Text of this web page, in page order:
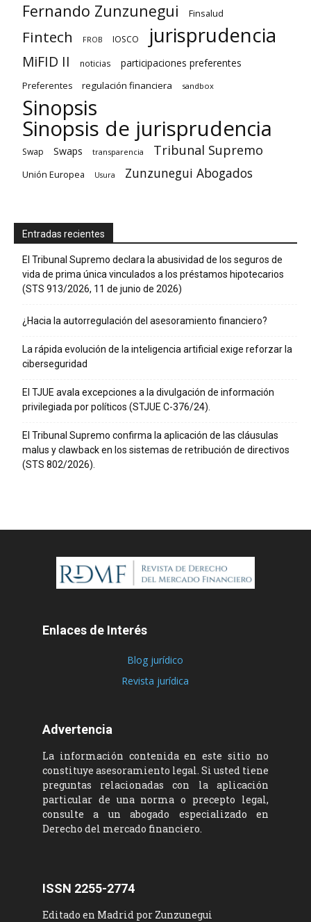
Fernando Zunzunegui Finsalud
Fintech FROB IOSCO jurisprudencia
MiFID II noticias participaciones preferentes
Preferentes regulación financiera sandbox
Sinopsis
Sinopsis de jurisprudencia
Swap Swaps transparencia Tribunal Supremo
Unión Europea Usura Zunzunegui Abogados
Entradas recientes
El Tribunal Supremo declara la abusividad de los seguros de
vida de prima única vinculados a los préstamos hipotecarios
(STS 913/2026, 11 de junio de 2026)
¿Hacia la autorregulación del asesoramiento financiero?
La rápida evolución de la inteligencia artificial exige reforzar la
ciberseguridad
El TJUE avala excepciones a la divulgación de información
privilegiada por políticos (STJUE C-376/24).
El Tribunal Supremo confirma la aplicación de las cláusulas
malus y clawback en los sistemas de retribución de directivos
(STS 802/2026).
Enlaces de Interés
Blog jurídico
Revista jurídica
Advertencia
La información contenida en este sitio no
constituye asesoramiento legal. Si usted tiene
preguntas relacionadas con la aplicación
particular de una norma o precepto legal,
consulte a un abogado especializado en
Derecho del mercado financiero.
ISSN 2255-2774
Editado en Madrid por Zunzunegui